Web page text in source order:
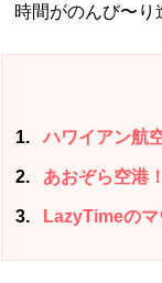
時間がのんび〜り
1 ハワイアン航
2 あおぞら空港
3 LazyTimeの